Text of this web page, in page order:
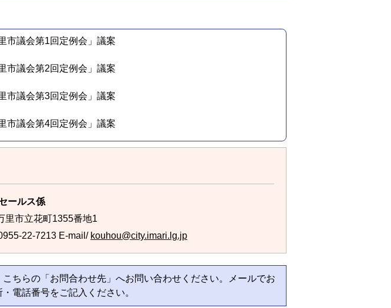
市議会第1回定例会」議案
市議会第2回定例会」議案
市議会第3回定例会」議案
市議会第4回定例会」議案
ールス係
里市立花町1355番地1
22-7213 E-mail/ kouhou@city.imari.lg.jp
ちらの「お問合わせ先」へお問い合わせください。メールでお
電話番号をご記入ください。